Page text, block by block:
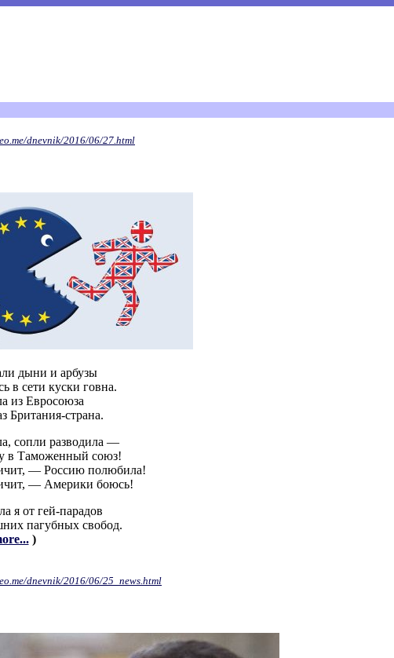
dnevnik/2016/06/27.html
дыни и арбузы
в сети куски говна.
из Евросоюза
Британия-страна.
сопли разводила —
в Таможенный союз!
— Россию полюбила!
— Америки боюсь!
я от гей-парадов
пагубных свобод.
)
dnevnik/2016/06/25_news.html